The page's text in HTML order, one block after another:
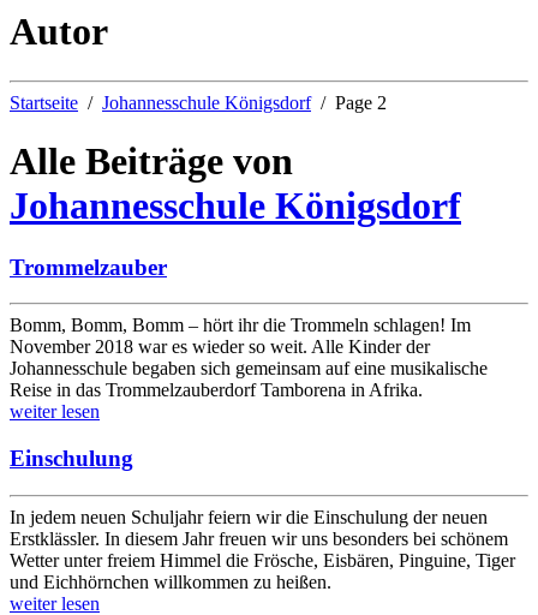
Autor
Startseite Johannesschule Königsdorf Page 2
Alle Beiträge von
Johannesschule Königsdorf
Trommelzauber
Bomm, Bomm, Bomm – hört ihr die Trommeln schlagen! Im
November 2018 war es wieder so weit. Alle Kinder der
Johannesschule begaben sich gemeinsam auf eine musikalische
Reise in das Trommelzauberdorf Tamborena in Afrika.
weiter lesen
Einschulung
In jedem neuen Schuljahr feiern wir die Einschulung der neuen
Erstklässler. In diesem Jahr freuen wir uns besonders bei schönem
Wetter unter freiem Himmel die Frösche, Eisbären, Pinguine, Tiger
und Eichhörnchen willkommen zu heißen.
weiter lesen